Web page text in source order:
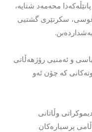
محەمەد شتایە،
سکرتێری گشتیی
و ئەمنیی رۆژهەڵاتی
کە چۆن ئەو
وڵاتانی
پرسیارەکان